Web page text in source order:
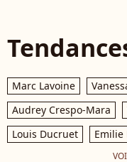
Marc Lavoine
Audrey Crespo-Mara
Louis Ducruet
Emilie